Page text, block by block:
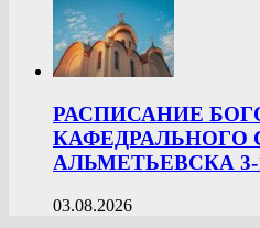
РАСПИСАНИЕ
КАФЕДРАЛЬНОГО
АЛЬМЕТЬЕВСКА 3-
03.08.2026